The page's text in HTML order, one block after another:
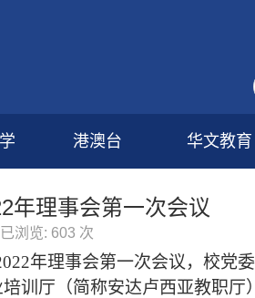
港澳台 华文教育
年理事会第一次会议
浏览: 603 次
年理事会第一次会议，校党
训厅（简称安达卢西亚教职厅